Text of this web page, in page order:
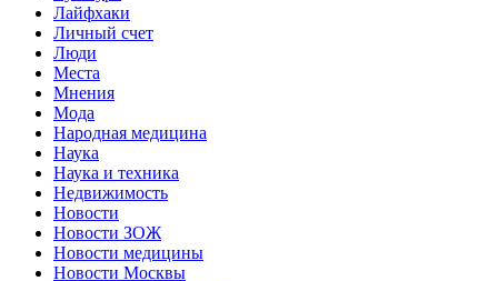
Лайфхаки
Личный счет
Люди
Места
Мнения
Мода
Народная медицина
Наука
Наука и техника
Недвижимость
Новости
Новости ЗОЖ
Новости медицины
Новости Москвы